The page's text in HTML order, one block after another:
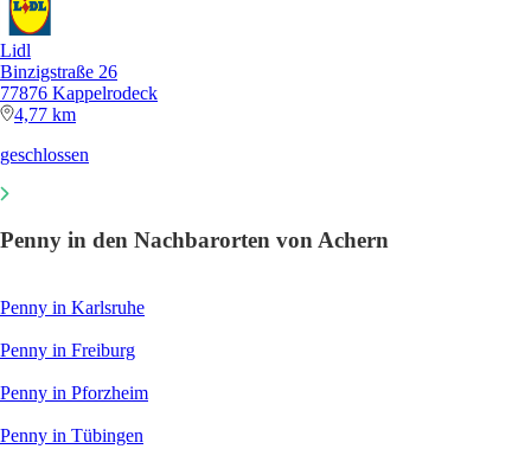
Lidl
Binzigstraße 26
77876 Kappelrodeck
4,77 km
geschlossen
Penny in den Nachbarorten von Achern
Penny in Karlsruhe
Penny in Freiburg
Penny in Pforzheim
Penny in Tübingen